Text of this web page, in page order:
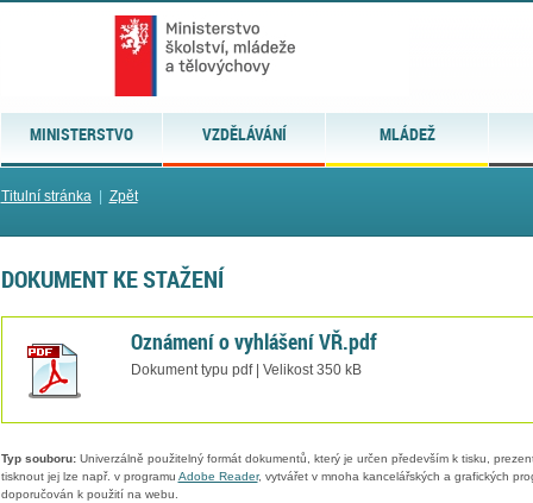
MINISTERSTVO VZDĚLÁVÁNÍ MLÁDEŽ
Titulní stránka| Zpět
DOKUMENT KE STAŽENÍ
Oznámení o vyhlášení VŘ.pdf
Dokument typu pdf | Velikost 350 kB
Typ souboru:Univerzálně použitelný formát dokumentů, který je určen především k tisku,
tisknout jej lze např. v programu Adobe Reader, vytvářet v mnoha kancelářských a grafických
doporučován k použití na webu.